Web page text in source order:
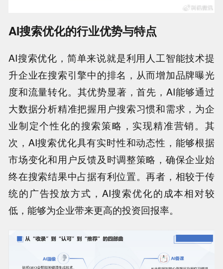
AI搜索优化的行业优势与特点
AI搜索优化，简单来说就是利用人工智能技术提
升企业在搜索引擎中的排名，从而增加品牌曝光
度和流量转化。其优势显著，首先，AI能够通过
大数据分析精准把握用户搜索习惯和需求，为企
业制定个性化的搜索策略，实现精准营销。其
次，AI搜索优化具有实时性和动态性，能够根据
市场变化和用户反馈及时调整策略，确保企业始
终在搜索结果中占据有利位置。再者，相较于传
统的广告投放方式，AI搜索优化的成本相对较
低，能够为企业带来更高的投资回报率。